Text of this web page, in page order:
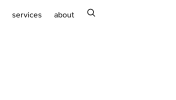
services about